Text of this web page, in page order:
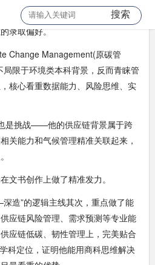
搜索
他具备扎实的专业基础和实践落地
录取偏好。
Change Management(原碳管
限于环境类本科背景，反而青睐管
核心看重数据能力、风险思维、实
是挑战——他的供应链背景属于跨
关能力和气候管理精准关联起来，
文书创作上做了精准发力。
造”的逻辑主线其次，重点做了能
应链风险管理、需求预测等专业能
应链低碳、韧性管理上，完美贴合
科定位，证明他能用商科思维解决